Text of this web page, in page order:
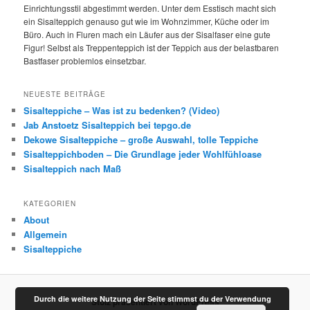
Einrichtungsstil abgestimmt werden. Unter dem Esstisch macht sich
ein Sisalteppich genauso gut wie im Wohnzimmer, Küche oder im
Büro. Auch in Fluren mach ein Läufer aus der Sisalfaser eine gute
Figur! Selbst als Treppenteppich ist der Teppich aus der belastbaren
Bastfaser problemlos einsetzbar.
NEUESTE BEITRÄGE
Sisalteppiche – Was ist zu bedenken? (Video)
Jab Anstoetz Sisalteppich bei tepgo.de
Dekowe Sisalteppiche – große Auswahl, tolle Teppiche
Sisalteppichboden – Die Grundlage jeder Wohlfühloase
Sisalteppich nach Maß
KATEGORIEN
About
Allgemein
Sisalteppiche
Stolz präsentiert von WordPress
Durch die weitere Nutzung der Seite stimmst du der Verwendung